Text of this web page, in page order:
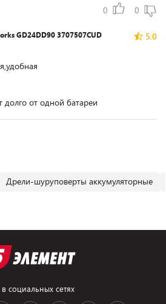
0 0
5.0
GD24DD90 3707507CUD
долго от одной батареи
Дрели-шуруповерты аккумуляторные
социальных сетях